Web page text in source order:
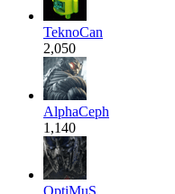
TeknoCan
2,050
AlphaCeph
1,140
OptiMuS